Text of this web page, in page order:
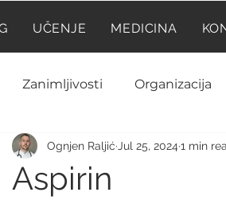
UČENJE MEDICINA
Zanimljivosti Organizacija
Prva pomoć
Aspirin
Ognjen Raljić Jul 25, 2024 1 min